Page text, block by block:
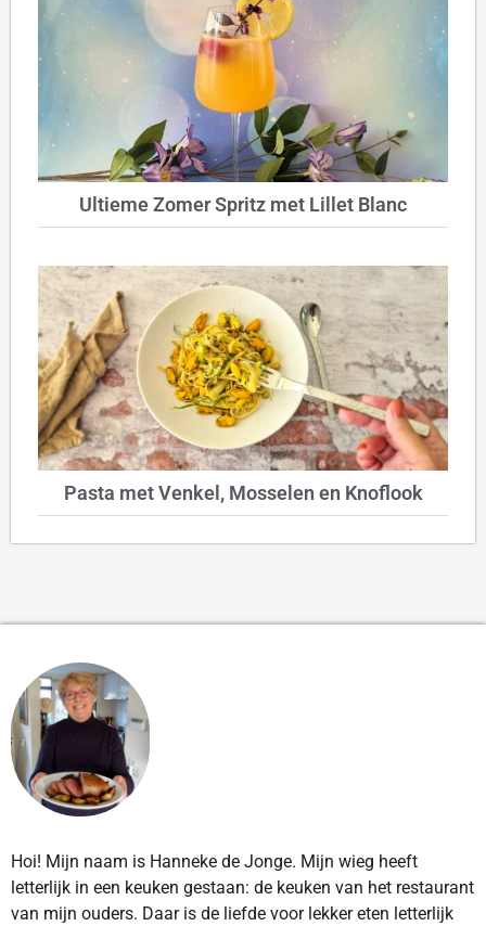
Ultieme Zomer Spritz met Lillet Blanc
Pasta met Venkel, Mosselen en Knoflook
Hoi! Mijn naam is Hanneke de Jonge. Mijn wieg heeft
letterlijk in een keuken gestaan: de keuken van het restaurant
van mijn ouders. Daar is de liefde voor lekker eten letterlijk